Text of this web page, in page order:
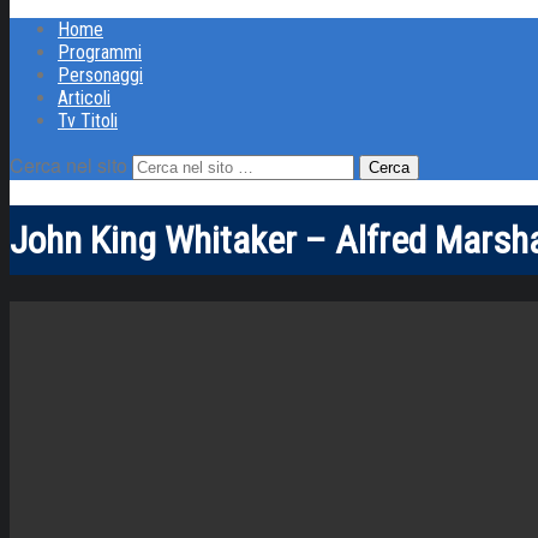
Home
Programmi
Personaggi
Articoli
Tv Titoli
Cerca nel sito
John King Whitaker – Alfred